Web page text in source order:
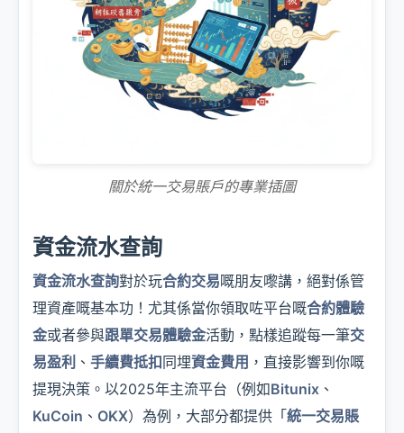
關於統一交易賬戶的專業插圖
資金流水查詢
資金流水查詢對於玩合約交易嘅朋友嚟講，絕對係管
理資產嘅基本功！尤其係當你領取咗平台嘅合約體驗
金或者參與跟單交易體驗金活動，點樣追蹤每一筆交
易盈利 、 手續費抵扣同埋資金費用 ，直接影響到你嘅
提現決策。以2025年主流平台（例如Bitunix 、
KuCoin 、 OKX）為例，大部分都提供「 統一交易賬